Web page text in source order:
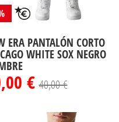
ERA PANTALÓN CORTO
WHITE SOX NEGRO
€40,00 €